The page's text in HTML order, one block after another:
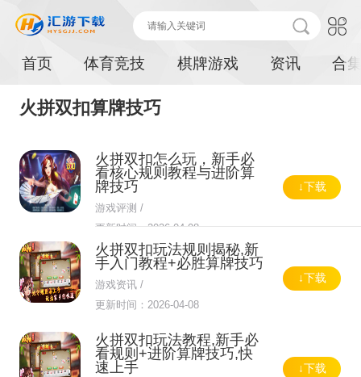
首页 体育竞技 棋牌游戏 资讯 合
火拼双扣算牌技巧
火拼双扣怎么玩，新手必
看核心规则教程与进阶算
牌技巧
游戏评测 /
更新时间：2026-04-08
↓下载
火拼双扣玩法规则揭秘,新
手入门教程+必胜算牌技巧
游戏资讯 /
更新时间：2026-04-08
↓下载
火拼双扣玩法教程,新手必
看规则+进阶算牌技巧,快
速上手
↓下载